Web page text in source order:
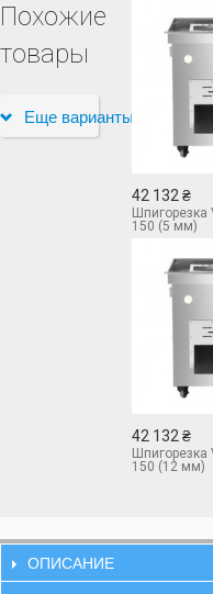
Похожие
товары
Еще варианты
42 132 ₴
Шпигорезка
150 (5 мм)
42 132 ₴
Шпигорезка
150 (12 мм)
ОПИСАНИЕ